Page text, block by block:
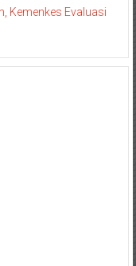
Kemenkes Evaluasi